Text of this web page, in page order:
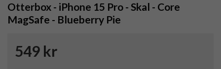
Otterbox - iPhone 15 Pro - Skal - Core
MagSafe - Blueberry Pie
549 kr